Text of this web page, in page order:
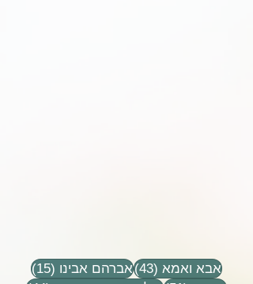
אבא ואמא (43) 43 פוסטים
אברהם אבינו (15)
15 פוסטים